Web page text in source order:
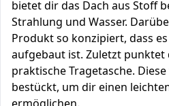
bietet dir das Dach aus Stoff
Strahlung und Wasser.
Produkt so konzipiert, dass
aufgebaut ist. Zuletzt punktet
praktische Tragetasche.
bestückt, um dir einen